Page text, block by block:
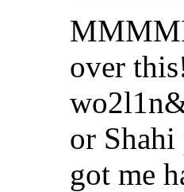
over
or
got me